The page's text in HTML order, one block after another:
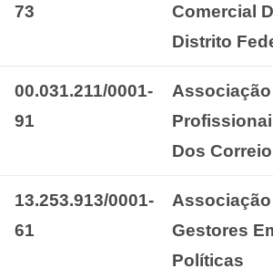
73
Comercial
Distrito
00.031.211/0001-
91
Associação
Dos
13.253.913/0001-
61
Associação
Gestores
Políticas